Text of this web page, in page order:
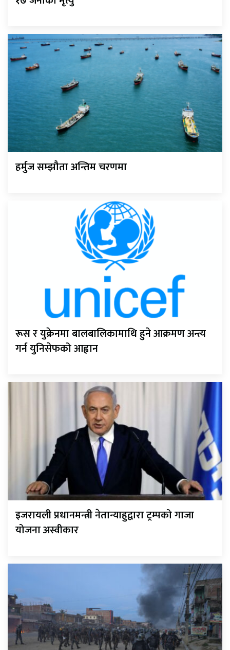
हर्मुज सम्झौता अन्तिम चरणमा
रूस र युक्रेनमा बालबालिकामाथि हुने आक्रमण अन्त्य
गर्न युनिसेफको आह्वान
इजरायली प्रधानमन्त्री नेतान्याहुद्वारा ट्रम्पको गाजा
योजना अस्वीकार